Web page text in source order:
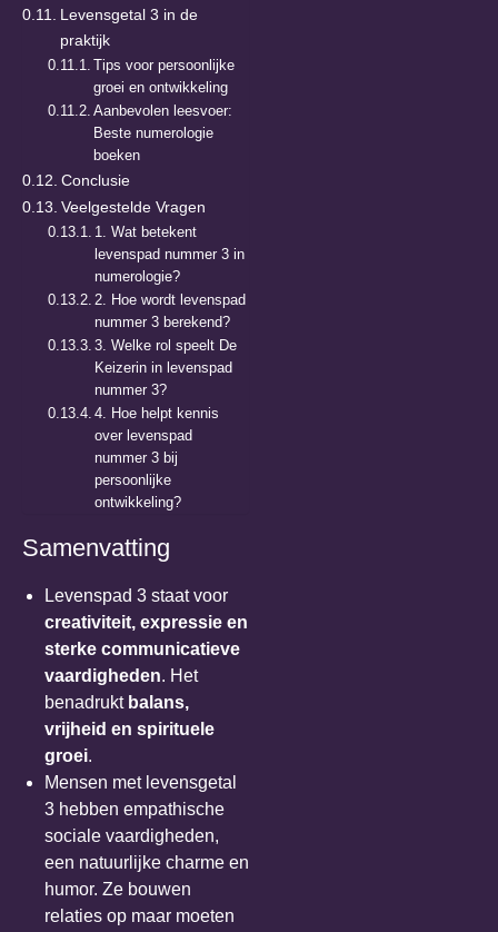
Levensgetal 3 in de
praktijk
Tips voor persoonlijke
groei en ontwikkeling
Aanbevolen leesvoer:
Beste numerologie
boeken
Conclusie
Veelgestelde Vragen
1. Wat betekent
levenspad nummer 3 in
numerologie?
2. Hoe wordt levenspad
nummer 3 berekend?
3. Welke rol speelt De
Keizerin in levenspad
nummer 3?
4. Hoe helpt kennis
over levenspad
nummer 3 bij
persoonlijke
ontwikkeling?
Samenvatting
Levenspad 3 staat voor
creativiteit, expressie en
sterke communicatieve
vaardigheden. Het
benadrukt balans,
vrijheid en spirituele
groei.
Mensen met levensgetal
3 hebben empathische
sociale vaardigheden,
een natuurlijke charme en
humor. Ze bouwen
relaties op maar moeten